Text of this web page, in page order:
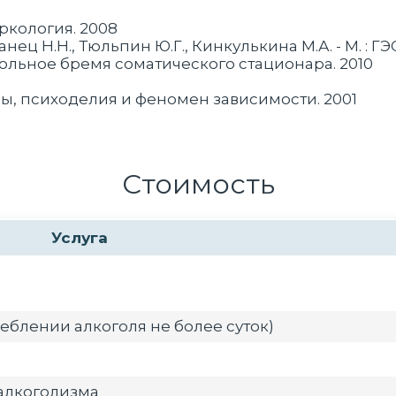
2008
Н.Н., Тюльпин Ю.Г., Кинкулькина М.А. - М. :
бремя соматического стационара. 2010
психоделия и феномен зависимости. 2001
Стоимость
Услуга
алкоголя не более суток)